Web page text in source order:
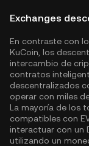
Exchanges
En contraste con
KuCoin, los
intercambio de
contratos
descentralizados
operar con miles
La mayoría de los
compatibles con
interactuar con un
utilizando un